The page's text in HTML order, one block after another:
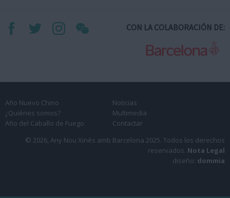
CON LA COLABORACIÓN DE:
Año Nuevo Chino
¿Quiénes somos?
Año del Caballo de Fuego
Noticias
Multimedia
Contactar
© 2026, Any Nou Xinès amb Barcelona 2025. Todos los derechos
reservados. Nota Legal
diseño: dommia